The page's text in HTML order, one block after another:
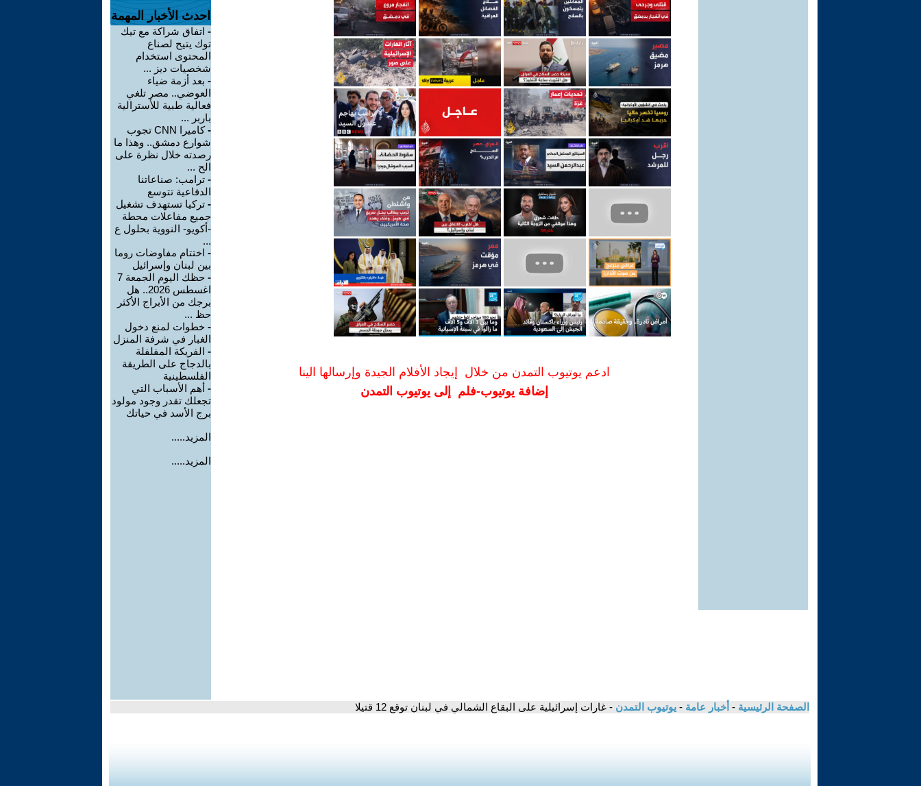
ادعم يوتيوب التمدن من خلال إيجاد الأفلام الجيدة وإرسالها الينا
إضافة يوتيوب-فلم إلى يوتيوب التمدن
احدث الأخبار المهمة
- اتفاق شراكة مع تيك
توك يتيح لصناع
المحتوى استخدام
شخصيات ديز ...
- بعد أزمة ضياء
العوضي.. مصر تلغي
فعالية طبية للأسترالية
باربر ...
-
كاميرا CNN تجوب
شوارع دمشق.. وهذا ما
رصدته خلال نظرة على
الح ...
- ترامب: صناعاتنا
الدفاعية تتوسع
- تركيا تستهدف تشغيل
جميع مفاعلات محطة
-أكويو- النووية بحلول ع
...
- اختتام مفاوضات روما
بين لبنان وإسرائيل
-
حظك اليوم الجمعة 7
اغسطس 2026.. هل
برجك من الأبراج الأكثر
حظ ...
- خطوات لمنع دخول
الغبار في شرفة المنزل
- الفريكة المفلفلة
بالدجاج على الطريقة
الفلسطينية
- أهم الأسباب التي
تجعلك تقدر وجود مولود
برج الأسد في حياتك
المزيد.....
المزيد.....
الصفحة الرئيسية - أخبار عامة - يوتيوب التمدن - غارات إسرائيلية على البقاع الشمالي في لبنان توقع 12 قتيلا